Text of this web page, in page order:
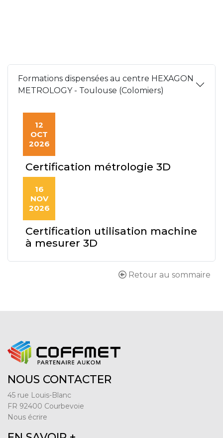
Formations dispensées au centre HEXAGON
METROLOGY - Toulouse (Colomiers)
12
OCT
2026
Certification métrologie 3D
16
NOV
2026
Certification utilisation machine
à mesurer 3D
Retour au sommaire
NOUS CONTACTER
45 rue Louis-Blanc
FR 92400 Courbevoie
Nous écrire